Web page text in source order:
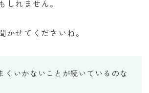
しれません。
かせてくださいね。
くいかないことが続いているのな